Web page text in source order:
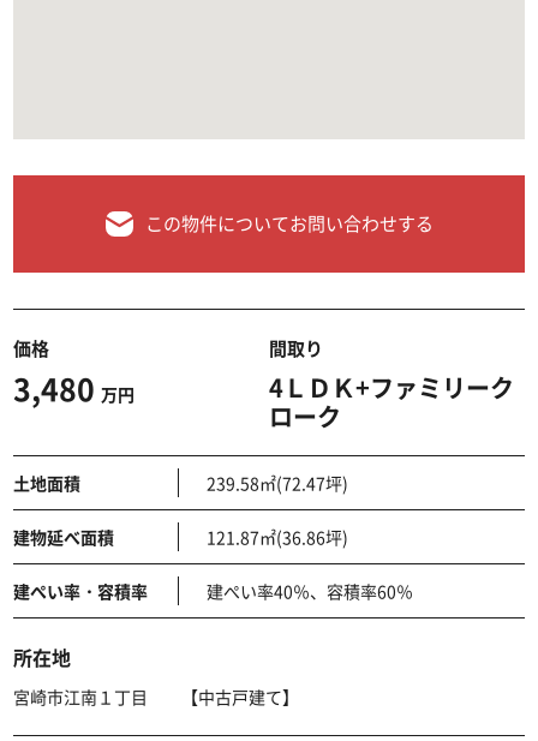
この物件についてお問い合わせする
価格
3,480 万円
間取り
4ＬＤＫ+ファミリーク
ローク
土地面積 239.58㎡(72.47坪)
建物延べ面積 121.87㎡(36.86坪)
建ぺい率・容積率 建ぺい率40％、容積率60％
所在地
宮崎市江南１丁目 【中古戸建て】